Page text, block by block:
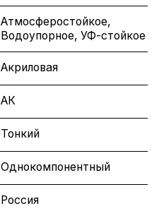
Атмосферостойкое,
Водоупорное, УФ-стойкое
Акриловая
АК
Тонкий
Однокомпонентный
Россия